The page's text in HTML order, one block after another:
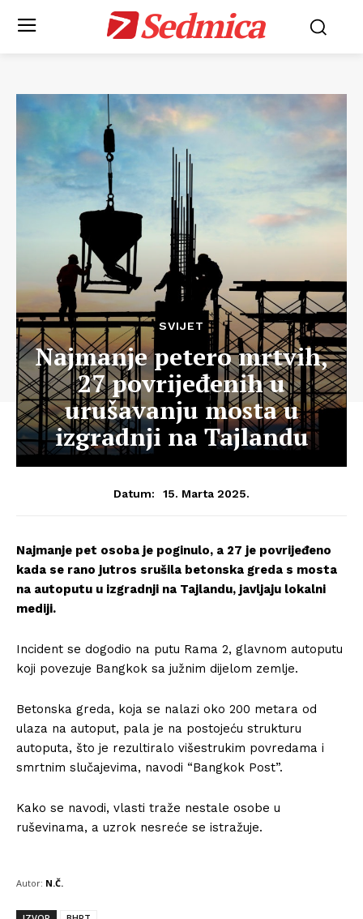
Sedmica
SVIJET
Najmanje petero mrtvih,
27 povrijeđenih u
urušavanju mosta u
izgradnji na Tajlandu
Datum: 15. Marta 2025.
Najmanje pet osoba je poginulo, a 27 je povrijeđeno
kada se rano jutros srušila betonska greda s mosta
na autoputu u izgradnji na Tajlandu, javljaju lokalni
mediji.
Incident se dogodio na putu Rama 2, glavnom autoputu
koji povezuje Bangkok sa južnim dijelom zemlje.
Betonska greda, koja se nalazi oko 200 metara od
ulaza na autoput, pala je na postojeću strukturu
autoputa, što je rezultiralo višestrukim povredama i
smrtnim slučajevima, navodi “Bangkok Post”.
Kako se navodi, vlasti traže nestale osobe u
ruševinama, a uzrok nesreće se istražuje.
Autor: N.Č.